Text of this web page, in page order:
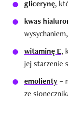
glicerynę,
kwas
wysychaniem,
witaminę E,
jej starzenie
emolienty –
ze